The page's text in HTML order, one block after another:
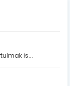
is...